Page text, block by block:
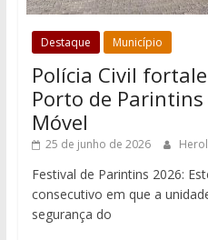
Destaque Município
Polícia Civil
Porto de Parintins
Móvel
25 de junho de 2026
Festival de Parintins 2026:
consecutivo em que a
segurança do